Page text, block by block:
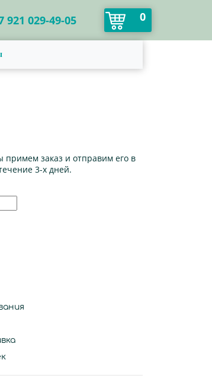
921 029-49-05 0
заказ и отправим его в
3-х дней.